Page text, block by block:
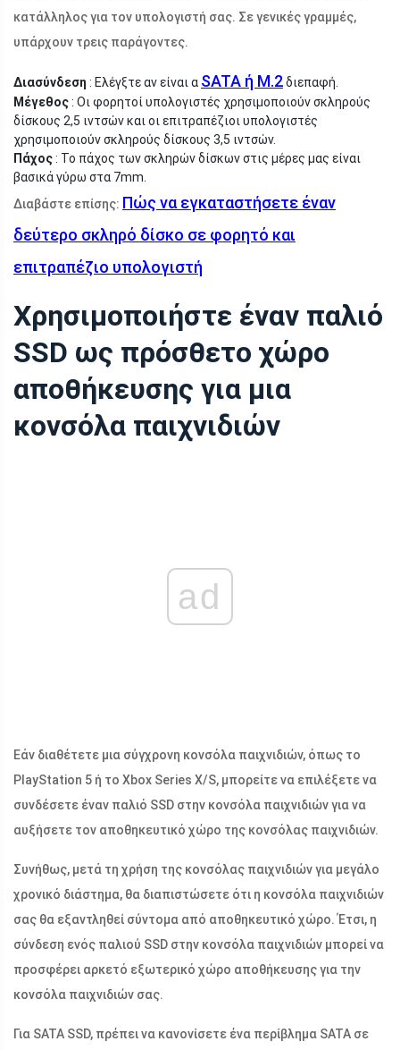
κατάλληλος για τον υπολογιστή σας. Σε γενικές γραμμές,
υπάρχουν τρεις παράγοντες.
Διασύνδεση : Ελέγξτε αν είναι α SATA ή M.2διεπαφή.
Μέγεθος: Οι φορητοί υπολογιστές χρησιμοποιούν σκληρούς
δίσκους 2,5 ιντσών και οι επιτραπέζιοι υπολογιστές
χρησιμοποιούν σκληρούς δίσκους 3,5 ιντσών.
Πάχος: Το πάχος των σκληρών δίσκων στις μέρες μας είναι
βασικά γύρω στα 7mm.
Διαβάστε επίσης: Πώς να εγκαταστήσετε έναν
δεύτερο σκληρό δίσκο σε φορητό και
επιτραπέζιο υπολογιστή
Χρησιμοποιήστε έναν παλιό
SSD ως πρόσθετο χώρο
αποθήκευσης για μια
κονσόλα παιχνιδιών
ad
Εάν διαθέτετε μια σύγχρονη κονσόλα παιχνιδιών, όπως το
PlayStation 5 ή το Xbox Series X/S, μπορείτε να επιλέξετε να
συνδέσετε έναν παλιό SSD στην κονσόλα παιχνιδιών για να
αυξήσετε τον αποθηκευτικό χώρο της κονσόλας παιχνιδιών.
Συνήθως, μετά τη χρήση της κονσόλας παιχνιδιών για μεγάλο
χρονικό διάστημα, θα διαπιστώσετε ότι η κονσόλα παιχνιδιών
σας θα εξαντληθεί σύντομα από αποθηκευτικό χώρο. Έτσι, η
σύνδεση ενός παλιού SSD στην κονσόλα παιχνιδιών μπορεί να
προσφέρει αρκετό εξωτερικό χώρο αποθήκευσης για την
κονσόλα παιχνιδιών σας.
Για SATA SSD, πρέπει να κανονίσετε ένα περίβλημα SATA σε